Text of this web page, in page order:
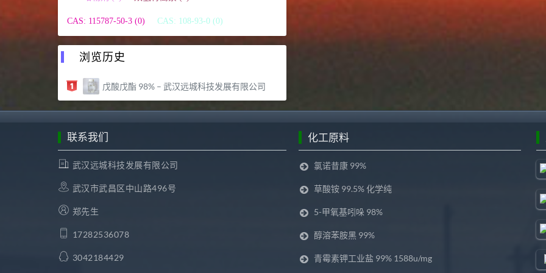
CAS: 115787-50-3 (0) CAS: 108-93-0 (0)
浏览历史
戊酸戊酯 98% – 武汉远城科技发展有限公司
联系我们
武汉远城科技发展有限公司
武汉市武昌区中山路496号
郑先生
17282536078
3042184429
化工原料
氯诺昔康 99%
草酸铵 99.5% 化学纯
5-甲氧基吲哚 98%
醇溶苯胺黑 99%
青霉素钾工业盐 99% 1588u/mg